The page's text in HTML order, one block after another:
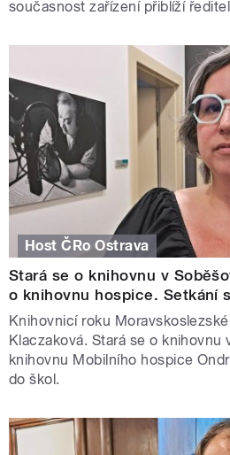
současnost zařízení přiblíží
Host ČRo Ostrava
Stará se o knihovnu v
o knihovnu hospice. Setkání
Knihovnicí roku
Klaczaková. Stará se o knihovnu
knihovnu Mobilního hospice
do škol.